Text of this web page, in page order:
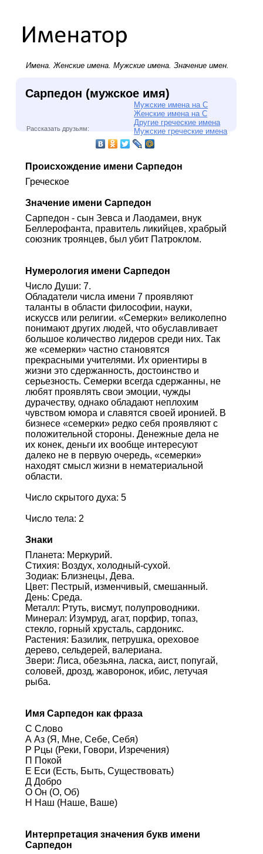
Имена.Женские имена. Мужские имена. Значение имен.
Сарпедон (мужское имя)
Мужские имена на С
Женские имена на С
Другие греческие имена
Мужские греческие имена
Рассказать друзьям:
Происхождение имени Сарпедон
Греческое
Значение имени Сарпедон
Сарпедон - сын Зевса и Лаодамеи, внук
Беллерофанта, правитель ликийцев, храбрый
союзник троянцев, был убит Патроклом.
Нумерология имени Сарпедон
Число Души: 7.
Обладатели числа имени 7 проявляют
таланты в области философии, науки,
искуссв или религии. «Семерки» великолепно
понимают других людей, что обуславливает
большое количество лидеров среди них. Так
же «семерки» частно становятся
прекрасными учителями. Их ориентиры в
жизни это сдержанность, достоинство и
серьезность. Семерки всегда сдержанны, не
любят проявлять свои эмоции, чужды
дурачеству, однако обладают неплохим
чувством юмора и славятся своей иронией. В
бизнесе «семерки» редко себя проявляют с
положительной стороны. Денежные дела не
их конек, деньги их вообще интересуют
далеко не в первую очередь, «семерки»
находят смысл жизни в нематериальной
области.
Число скрытого духа: 5
Число тела: 2
Знаки
Планета: Меркурий.
Стихия: Воздух, холодный-сухой.
Зодиак: Близнецы, Дева.
Цвет: Пестрый, изменчивый, смешанный.
День: Среда.
Металл: Ртуть, висмут, полупроводники.
Минерал: Изумруд, агат, порфир, топаз,
стекло, горный хрусталь, сардоникс.
Растения: Базилик, петрушка, ореховое
дерево, сельдерей, валериана.
Звери: Лиса, обезьяна, ласка, аист, попугай,
соловей, дрозд, жаворонок, ибис, летучая
рыба.
Имя Сарпедон как фраза
С Слово
А Аз (Я, Мне, Себе, Себя)
Р Рцы (Реки, Говори, Изречения)
П Покой
Е Еси (Есть, Быть, Существовать)
Д Добро
О Он (О, Об)
Н Наш (Наше, Ваше)
Интерпретация значения букв имени
Сарпедон